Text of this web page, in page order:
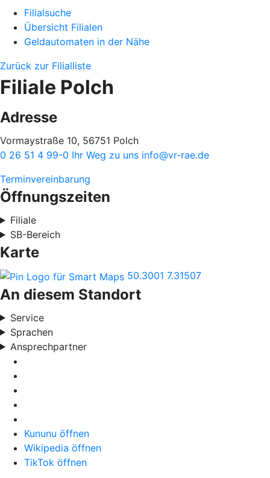
Filialsuche
Übersicht Filialen
Geldautomaten in der Nähe
Zurück zur Filialliste
Filiale Polch
Adresse
Vormaystraße 10, 56751 Polch
0 26 51 4 99-0 Ihr Weg zu uns info@vr-rae.de
Terminvereinbarung
Öffnungszeiten
Filiale
SB-Bereich
Karte
50.3001 7.31507
An diesem Standort
Service
Sprachen
Ansprechpartner
Kununu öffnen
Wikipedia öffnen
TikTok öffnen